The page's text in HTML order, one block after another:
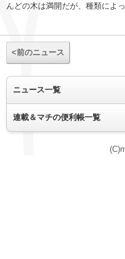
んどの木は満開だが、種類によ
<前のニュース
ニュース一覧
連載＆マチの便利帳一覧